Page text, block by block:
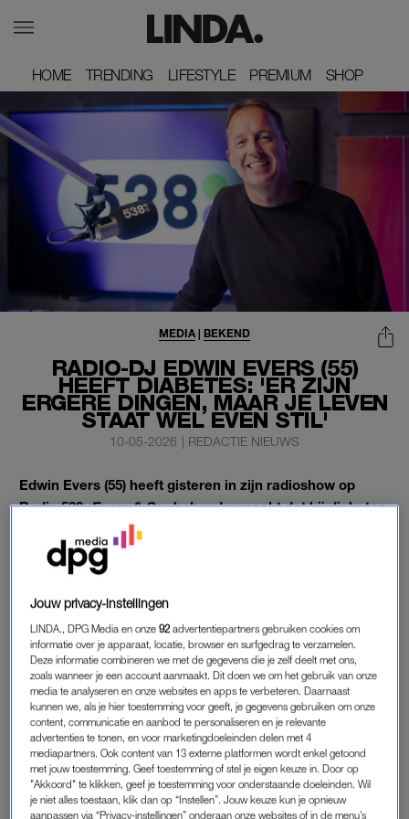
HOME
HOME TRENDING
TRENDING LIFESTYLE
LIFESTYLE PREMIUM
PREMIUM SHOP
SHOP
RADIO-DJ EDWIN EVERS (55)
HEEFT DIABETES: 'ER ZIJN
ERGERE DINGEN, MAAR JE LEVEN
STAAT WEL EVEN STIL'
MEDIA | BEKEND
10-05-2026 | REDACTIE NIEUWS
Edwin Evers (55) heeft gisteren in zijn radioshow op
Radio 538,Evers & Co., bekendgemaakt dat hij diabetes
type 2 heeft. De radio-dj zag de diagnose niet
aankomen.
EDWIN EVERS
Edwin deelt het nieuws tijdens de radio-uitzending. “Ik dacht
even: moet ik dit zeggen of niet. Mijn woord van de week is
’diabetes’, ken je dat woord?”, zegt Evers. Zijn collega’s
zeggen ja. “Ik kende dat woord ook. En ik heb dus anderhalve
week geleden gehoord dat ik dat heb.”
Hij gaat er vanuit diabetes type 2te hebben. “Het was wel
Jouw privacy-instellingen
LINDA., DPG Media en onze92 advertentiepartners gebruiken cookies om
informatie over je apparaat, locatie, browser en surfgedrag te verzamelen.
Deze informatie combineren we met de gegevens die je zelf deelt met ons,
zoals wanneer je een account aanmaakt. Dit doen we om het gebruik van onze
media te analyseren en onze websites en apps te verbeteren. Daarnaast
kunnen we, als je hier toestemming voor geeft, je gegevens gebruiken om onze
content, communicatie en aanbod te personaliseren en je relevante
advertenties te tonen, en voor marketingdoeleinden delen met 4
mediapartners. Ook content van 13 externe platformen wordt enkel getoond
met jouw toestemming. Geef toestemming of stel je eigen keuze in. Door op
"Akkoord" te klikken, geef je toestemming voor onderstaande doeleinden. Wil
je niet alles toestaan, klik dan op “Instellen”. Jouw keuze kun je opnieuw
aanpassen via “Privacy-instellingen” onderaan onze websites of in de menu’s